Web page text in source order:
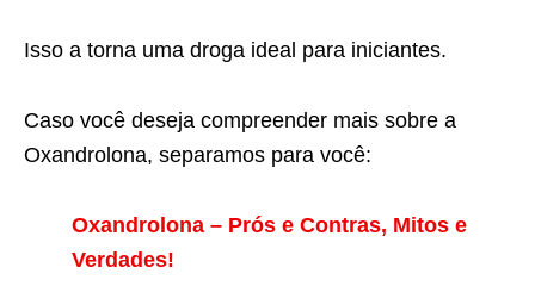
Isso a torna uma droga ideal para iniciantes.
Caso você deseja compreender mais sobre a
Oxandrolona, separamos para você:
Oxandrolona – Prós e Contras, Mitos e
Verdades!